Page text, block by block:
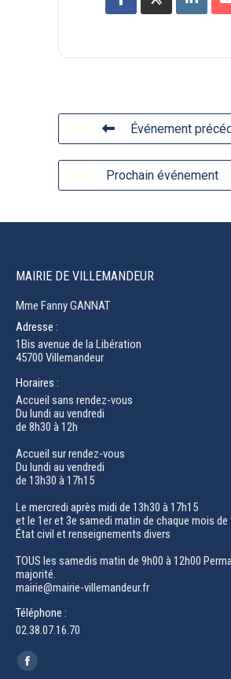
Événement
Prochain événement
MAIRIE DE VILLEMANDEUR
Mme Fanny GANNAT
Adresse :
1Bis avenue de la Libération
45700 Villemandeur
Horaires :
Accueil sans rendez-vous
Du lundi au vendredi
de 8h30 à 12h
Accueil sur rendez-vous
Du lundi au vendredi
de 13h30 à 17h15
Le mercredi après midi de 13h30 à 17h15
et le 1er et 3e samedi matin de chaque mois de
État civil et renseignements divers
TOUS les samedis matin de 9h00 à 12h00
majorité.
mairie@mairie-villemandeur.fr
Téléphone :
02.38.07.16.70
Trouvez nous sur :
Facebook